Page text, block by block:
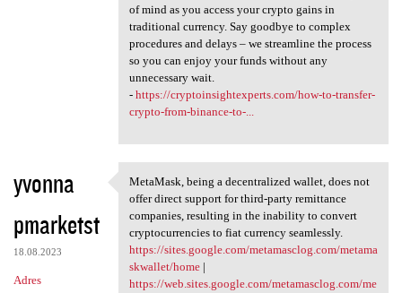
of mind as you access your crypto gains in
traditional currency. Say goodbye to complex
procedures and delays – we streamline the process
so you can enjoy your funds without any
unnecessary wait.
- https://cryptoinsightexperts.com/how-to-transfer-
crypto-from-binance-to-...
yvonna
pmarketst
18.08.2023
Adres
MetaMask, being a
MetaMask, being a decentralized wallet, does not
offer direct support for third-party remittance
companies, resulting in the inability to convert
cryptocurrencies to fiat currency seamlessly.
https://sites.google.com/metamasclog.com/metama
skwallet/home|
https://web.sites.google.com/metamasclog.com/me